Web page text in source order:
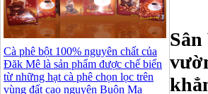
Cà phê bột 100% nguyên chất của
Đăk Mê là sản phẩm được chế biến
từ những hạt cà phê chọn lọc trên
vùng đất cao nguyên Buôn Ma